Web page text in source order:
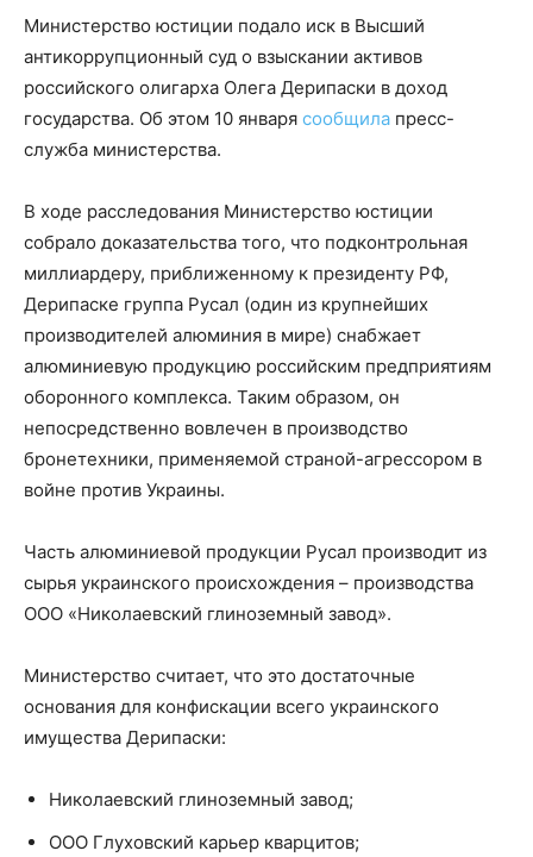
Министерство юстиции подало иск в Высший
антикоррупционный суд о взыскании активов
российского олигарха Олега Дерипаски в доход
государства. Об этом 10 января сообщила пресс-
служба министерства.
В ходе расследования Министерство юстиции
собрало доказательства того, что подконтрольная
миллиардеру, приближенному к президенту РФ,
Дерипаске группа Русал (один из крупнейших
производителей алюминия в мире) снабжает
алюминиевую продукцию российским предприятиям
оборонного комплекса. Таким образом, он
непосредственно вовлечен в производство
бронетехники, применяемой страной-агрессором в
войне против Украины.
Часть алюминиевой продукции Русал производит из
сырья украинского происхождения – производства
ООО «Николаевский глиноземный завод».
Министерство считает, что это достаточные
основания для конфискации всего украинского
имущества Дерипаски:
Николаевский глиноземный завод;
ООО Глуховский карьер кварцитов;